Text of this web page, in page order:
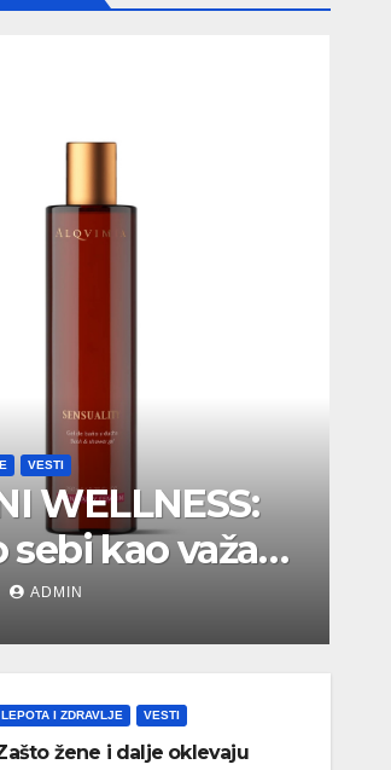
VESTI
WELLNESS:
sebi kao važan
ADMIN
LEPOTA I ZDRAVLJE VESTI
žene i dalje oklevaju